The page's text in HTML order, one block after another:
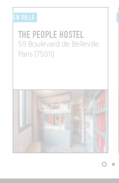
EN VILLE
THE PEOPLE HOSTEL
59 Boulevard de Belleville
Paris (75011)